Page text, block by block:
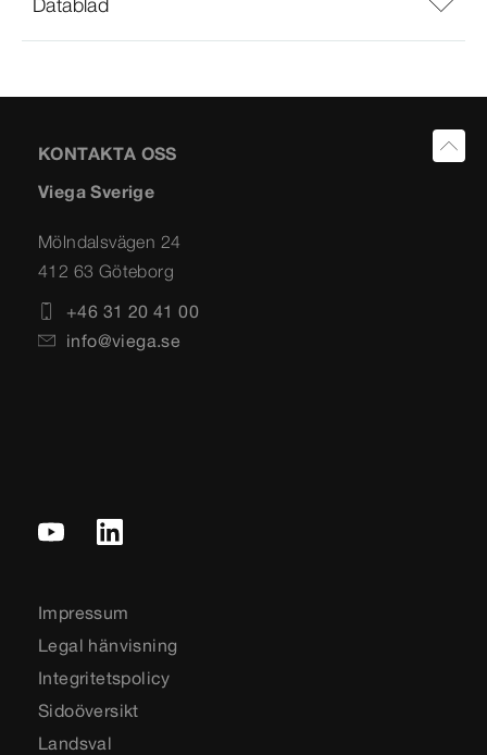
Datablad
KONTAKTA OSS
Viega Sverige
Mölndalsvägen 24
412 63 Göteborg
+46 31 20 41 00
info@viega.se
Impressum
Legal hänvisning
Integritetspolicy
Sidoöversikt
Landsval